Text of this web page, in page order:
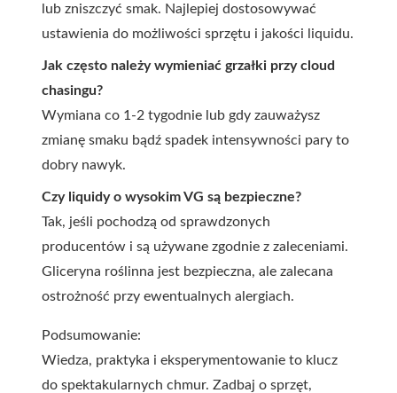
lub zniszczyć smak. Najlepiej dostosowywać
ustawienia do możliwości sprzętu i jakości liquidu.
Jak często należy wymieniać grzałki przy cloud
chasingu?
Wymiana co 1-2 tygodnie lub gdy zauważysz
zmianę smaku bądź spadek intensywności pary to
dobry nawyk.
Czy liquidy o wysokim VG są bezpieczne?
Tak, jeśli pochodzą od sprawdzonych
producentów i są używane zgodnie z zaleceniami.
Gliceryna roślinna jest bezpieczna, ale zalecana
ostrożność przy ewentualnych alergiach.
Podsumowanie:
Wiedza, praktyka i eksperymentowanie to klucz
do spektakularnych chmur. Zadbaj o sprzęt,